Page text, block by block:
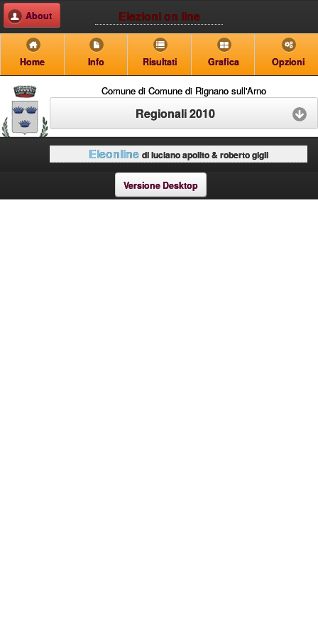
Elezioni on line
About
Home Info Risultati Grafica Opzioni
Comune di Comune di Rignano sull'Arno
Regionali 2010
Eleonline di luciano apolito & roberto gigli
Versione Desktop